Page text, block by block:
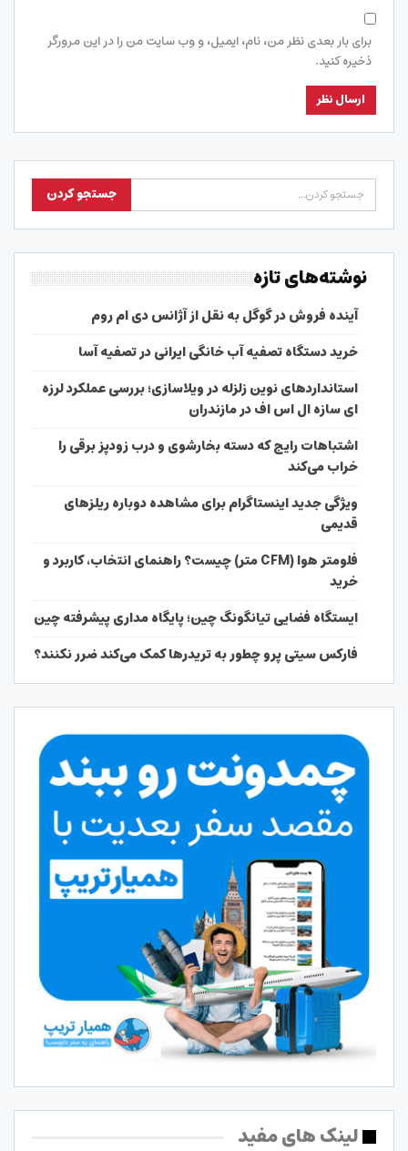
برای بار بعدی نظر من، نام، ایمیل، و وب سایت من را در این مرورگر
ذخیره کنید.
نوشته‌های تازه
آینده فروش در گوگل به نقل از آژانس دی ام روم
خرید دستگاه تصفیه آب خانگی ایرانی در تصفیه آسا
استانداردهای نوین زلزله در ویلاسازی؛ بررسی عملکرد لرزه
ای سازه ال اس اف در مازندران
اشتباهات رایج که دسته بخارشوی و درب زودپز برقی را
خراب می‌کند
ویژگی جدید اینستاگرام برای مشاهده دوباره ریلزهای
قدیمی
فلومتر هوا (CFM متر) چیست؟ راهنمای انتخاب، کاربرد و
خرید
ایستگاه فضایی تیانگونگ چین؛ پایگاه مداری پیشرفته چین
فارکس سیتی پرو چطور به تریدرها کمک می‌کند ضرر نکنند؟
لینک های مفید